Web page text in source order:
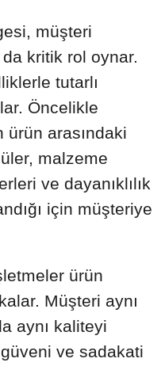
müşteri
kritik rol oynar.
tutarlı
Öncelikle
arasındaki
malzeme
ve dayanıklılık
için müşteriye
ürün
Müşteri aynı
aynı kaliteyi
ve sadakati